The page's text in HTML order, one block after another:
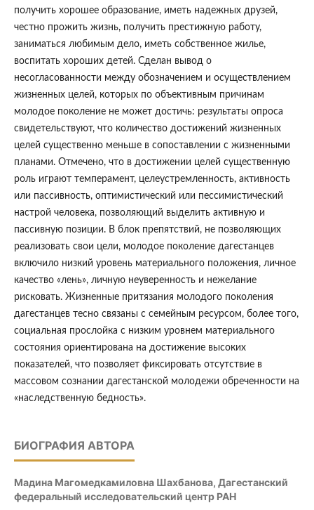
получить хорошее образование, иметь надежных друзей,
честно прожить жизнь, получить престижную работу,
заниматься любимым дело, иметь собственное жилье,
воспитать хороших детей. Сделан вывод о
несогласованности между обозначением и осуществлением
жизненных целей, которых по объективным причинам
молодое поколение не может достичь: результаты опроса
свидетельствуют, что количество достижений жизненных
целей существенно меньше в сопоставлении с жизненными
планами. Отмечено, что в достижении целей существенную
роль играют темперамент, целеустремленность, активность
или пассивность, оптимистический или пессимистический
настрой человека, позволяющий выделить активную и
пассивную позиции. В блок препятствий, не позволяющих
реализовать свои цели, молодое поколение дагестанцев
включило низкий уровень материального положения, личное
качество «лень», личную неуверенность и нежелание
рисковать. Жизненные притязания молодого поколения
дагестанцев тесно связаны с семейным ресурсом, более того,
социальная прослойка с низким уровнем материального
состояния ориентирована на достижение высоких
показателей, что позволяет фиксировать отсутствие в
массовом сознании дагестанской молодежи обреченности на
«наследственную бедность».
БИОГРАФИЯ АВТОРА
Мадина Магомедкамиловна Шахбанова, Дагестанский
федеральный исследовательский центр РАН